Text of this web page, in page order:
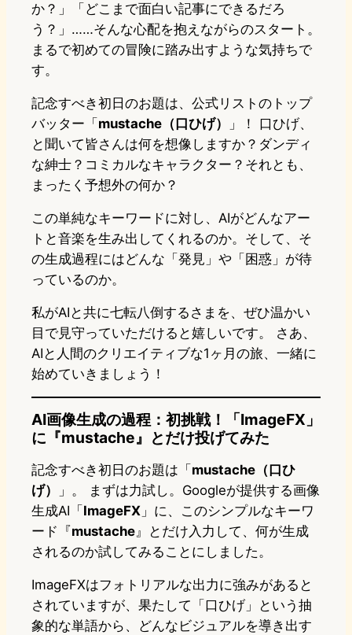
か？」「どこまで面白い記事にできるだろ
う？」……そんな心配を抱えながらのスタート。
まるで初めての冒険に踏み出すような気持ちで
す。
記念すべき初日のお題は、公式リストのトップ
バッター「 mustache（口ひげ）
」！ 口ひげ、
と聞いて皆さんは何を想像しますか？ダンディ
な紳士？コミカルなキャラクター？それとも、
まったく予想外の何か？
この単純なキーワードに対し、AIがどんなアー
トと音楽を生み出してくれるのか。そして、そ
の生成過程にはどんな「発見」や「困惑」が待
っているのか。
私がAIと共に七転八倒するさまを、ぜひ温かい
目で見守っていただけると嬉しいです。 さあ、
AIと人間のクリエイティブな1ヶ月の旅、一緒に
始めていきましょう！
AI画像生成の過程：初挑戦！「ImageFX」
に『mustache』とだけ投げてみた
記念すべき初日のお題は「 mustache（口ひ
げ）
」。 まずは力試し。Googleが提供する画像
生成AI「 ImageFX 」に、このシンプルなキーワ
ード『mustache』とだけ入力して、何が生成
されるのか試してみることにしました。
ImageFXはフォトリアルな出力に強みがあると
されていますが、果たして「口ひげ」という抽
象的な単語から、どんなビジュアルを導き出す